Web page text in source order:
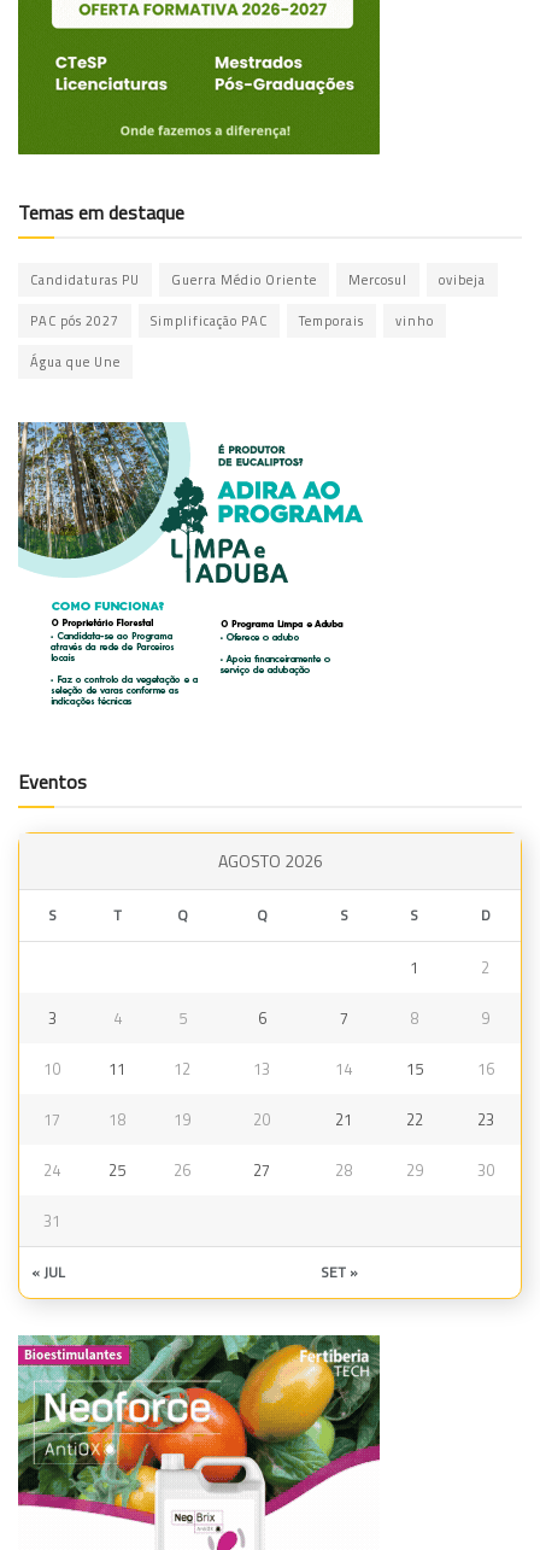
Temas em destaque
Candidaturas PU Guerra Médio Oriente Mercosul ovibeja
PAC pós 2027 Simplificação PAC Temporais vinho
Água que Une
Eventos
AGOSTO 2026
S T Q Q S S D
1 2
3 4 5 6 7 8 9
10 11 12 13 14 15 16
17 18 19 20 21 22 23
24 25 26 27 28 29 30
31
« JUL SET »